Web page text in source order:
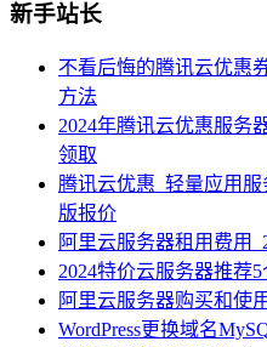
新手站长
不看后悔的腾讯云优惠
方法
2024年腾讯云优惠服务
领取
腾讯云优惠_轻量应用
版报价
阿里云服务器租用费用
2024特价云服务器推荐
阿里云服务器购买和使
WordPress更换域名